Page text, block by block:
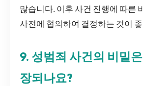
많습니다. 이후 사건 진행에 따른
사전에 협의하여 결정하는 것이
9. 성범죄 사건의 비밀
장되나요?